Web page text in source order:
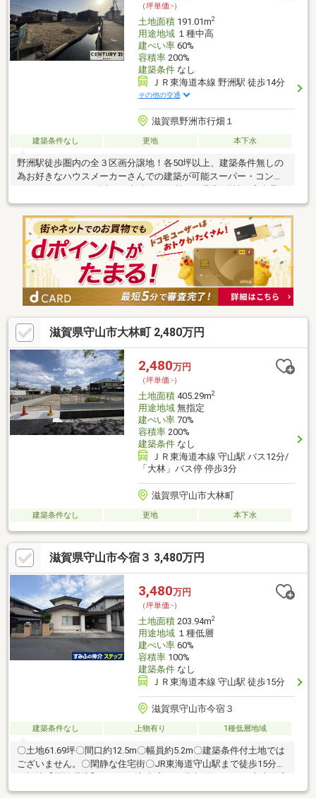
（坪単価:-）
土地面積191.01m2
用途地域１種中高
建ぺい率60%
容積率200%
建築条件なし
ＪＲ東海道本線 野洲駅 徒歩14分
その他の交通
滋賀県野洲市行畑１
建築条件なし 更地 本下水
野洲駅徒歩圏内の全３区画分譲地！各50坪以上、建築条件無しの
為お好きなハウスメーカーさんでの建築が可能スーパー・コンビ
ております♪◆◆地元密着、地元ならではの最新情報を取り揃え
ております！すべてはお客様のためにをモットーに、知識豊富な
スタッフがお客様のご希望に沿う物件をご提案をさせて頂きま
す。どんな事でもお気軽にご相談下さいませ◆◆
滋賀県守山市大林町 2,480万円
2,480万円
（坪単価:-）
土地面積405.29m2
用途地域無指定
建ぺい率70%
容積率200%
建築条件なし
ＪＲ東海道本線 守山駅 バス12分/
「大林」バス停 停歩3分
滋賀県守山市大林町
建築条件なし 更地 本下水
滋賀県守山市今宿３ 3,480万円
3,480万円
（坪単価:-）
土地面積203.94m2
用途地域１種低層
建ぺい率60%
容積率100%
建築条件なし
ＪＲ東海道本線 守山駅 徒歩15分
滋賀県守山市今宿３
建築条件なし 上物有り 1種低層地域
〇土地61.69坪〇間口約12.5m〇幅員約5.2m〇建築条件付土地では
ございません。〇閑静な住宅街〇JR東海道守山駅まで徒歩15分〇
一丁目店まで徒歩4分守山市立守山小学校まで徒歩9分守山市立守